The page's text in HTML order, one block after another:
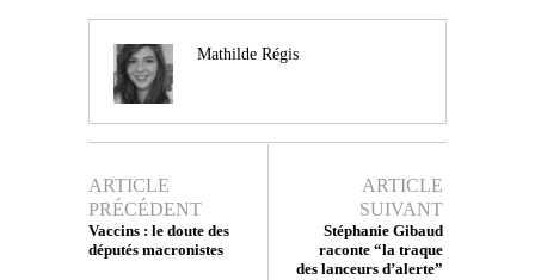
Mathilde Régis
ARTICLE
PRÉCÉDENT
Vaccins : le doute des
députés macronistes
ARTICLE
SUIVANT
Stéphanie Gibaud
raconte “la traque
des lanceurs d’alerte”